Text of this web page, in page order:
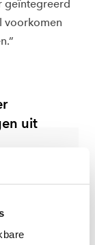
geïntegreerd
voorkomen
uit